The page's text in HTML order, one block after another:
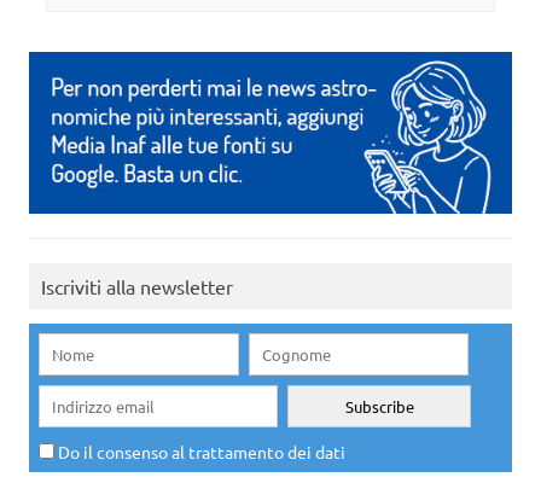
Iscriviti alla newsletter
Do il consenso al trattamento dei dati